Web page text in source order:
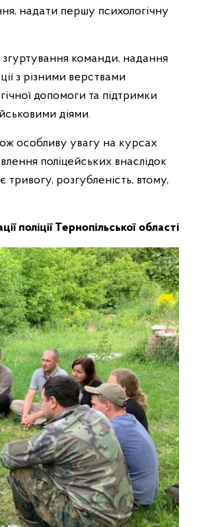
надати першу психологічну
команди, надання
з різними верствами
допомоги та підтримки
діями.
особливу увагу на курсах
поліцейських внаслідок
тривогу, розгубленість, втому,
поліції Тернопільської області